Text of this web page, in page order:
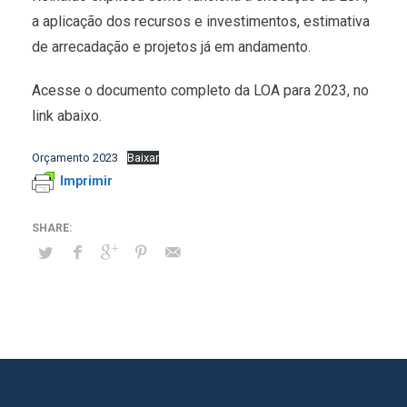
a aplicação dos recursos e investimentos, estimativa
de arrecadação e projetos já em andamento.
Acesse o documento completo da LOA para 2023, no
link abaixo.
Orçamento 2023 Baixar
Imprimir